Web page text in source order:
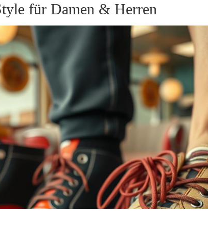
für Damen & Herren